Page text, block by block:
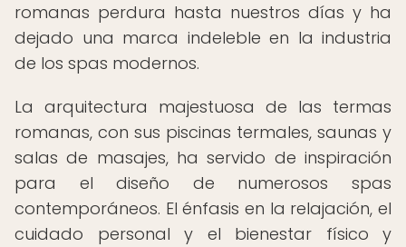
romanas perdura hasta nuestros días y ha
dejado una marca indeleble en la industria
de los spas modernos.
La arquitectura majestuosa de las termas
romanas, con sus piscinas termales, saunas y
salas de masajes, ha servido de inspiración
para el diseño de numerosos spas
contemporáneos. El énfasis en la relajación, el
cuidado personal y el bienestar físico y